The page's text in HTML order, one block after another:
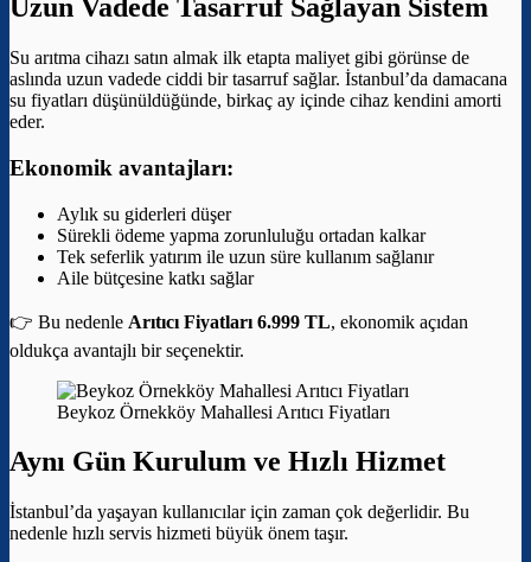
Uzun Vadede Tasarruf Sağlayan Sistem
Su arıtma cihazı satın almak ilk etapta maliyet gibi görünse de
aslında uzun vadede ciddi bir tasarruf sağlar. İstanbul’da damacana
su fiyatları düşünüldüğünde, birkaç ay içinde cihaz kendini amorti
eder.
Ekonomik avantajları:
Aylık su giderleri düşer
Sürekli ödeme yapma zorunluluğu ortadan kalkar
Tek seferlik yatırım ile uzun süre kullanım sağlanır
Aile bütçesine katkı sağlar
👉 Bu nedenle Arıtıcı Fiyatları 6.999 TL, ekonomik açıdan
oldukça avantajlı bir seçenektir.
Beykoz Örnekköy Mahallesi Arıtıcı Fiyatları
Aynı Gün Kurulum ve Hızlı Hizmet
İstanbul’da yaşayan kullanıcılar için zaman çok değerlidir. Bu
nedenle hızlı servis hizmeti büyük önem taşır.